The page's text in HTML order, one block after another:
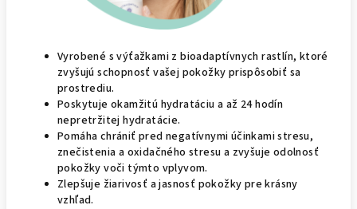
Vyrobené s výťažkami z bioadaptívnych rastlín, ktoré
zvyšujú schopnosť vašej pokožky prispôsobiť sa
prostrediu.
Poskytuje okamžitú hydratáciu a až 24 hodín
nepretržitej hydratácie.
Pomáha chrániť pred negatívnymi účinkami stresu,
znečistenia a oxidačného stresu a zvyšuje odolnosť
pokožky voči týmto vplyvom.
Zlepšuje žiarivosť a jasnosť pokožky pre krásny
vzhľad.